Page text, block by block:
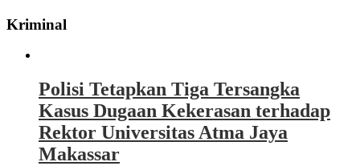
Kriminal
Polisi Tetapkan Tiga Tersangka
Kasus Dugaan Kekerasan terhadap
Rektor Universitas Atma Jaya
Makassar